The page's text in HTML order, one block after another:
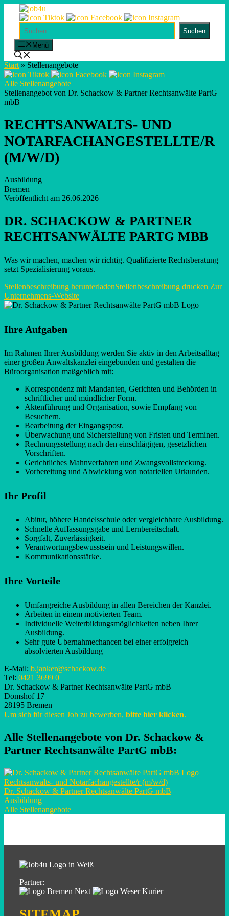
contentSuchen
Suchen
Menü
Start » Stellenangebote
Alle Stellenangebote
Stellenangebot von Dr. Schackow & Partner Rechtsanwälte PartG
mbB
RECHTSANWALTS- UND
NOTARFACHANGESTELLTE/R
(M/W/D)
Ausbildung
Bremen
Veröffentlicht am 26.06.2026
DR. SCHACKOW & PARTNER
RECHTSANWÄLTE PARTG MBB
Was wir machen, machen wir richtig. Qualifizierte Rechtsberatung
setzt Spezialisierung voraus.
Stellenbeschreibung herunterladenStellenbeschreibung drucken Zur
Unternehmens-Website
Ihre Aufgaben
Im Rahmen Ihrer Ausbildung werden Sie aktiv in den Arbeitsalltag
einer großen Anwaltskanzlei eingebunden und gestalten die
Büroorganisation maßgeblich mit:
Korrespondenz mit Mandanten, Gerichten und Behörden in
schriftlicher und mündlicher Form.
Aktenführung und Organisation, sowie Empfang von
Besuchern.
Bearbeitung der Eingangspost.
Überwachung und Sicherstellung von Fristen und Terminen.
Rechnungsstellung nach den einschlägigen, gesetzlichen
Vorschriften.
Gerichtliches Mahnverfahren und Zwangsvollstreckung.
Vorbereitung und Abwicklung von notariellen Urkunden.
Ihr Profil
Abitur, höhere Handelsschule oder vergleichbare Ausbildung.
Schnelle Auffassungsgabe und Lernbereitschaft.
Sorgfalt, Zuverlässigkeit.
Verantwortungsbewusstsein und Leistungswillen.
Kommunikationsstärke.
Ihre Vorteile
Umfangreiche Ausbildung in allen Bereichen der Kanzlei.
Arbeiten in einem motivierten Team.
Individuelle Weiterbildungsmöglichkeiten neben Ihrer
Ausbildung.
Sehr gute Übernahmechancen bei einer erfolgreich
absolvierten Ausbildung
E-Mail: b.janker@schackow.de
Tel: 0421 3699 0
Dr. Schackow & Partner Rechtsanwälte PartG mbB
Domshof 17
28195 Bremen
Um sich für diesen Job zu bewerben, bitte hier klicken.
Alle Stellenangebote von Dr. Schackow &
Partner Rechtsanwälte PartG mbB:
Rechtsanwalts- und Notarfachangestellte/r (m/w/d)
Dr. Schackow & Partner Rechtsanwälte PartG mbB
Ausbildung
Alle Stellenangebote
Partner: